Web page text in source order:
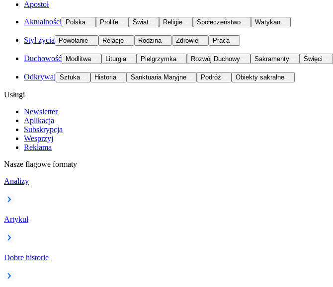
Apostoł
Aktualności Polska Prolife Świat Religie Społeczeństwo Watykan
Styl życia Powołanie Relacje Rodzina Zdrowie Praca
Duchowość Modlitwa Liturgia Pielgrzymka Rozwój Duchowy Sakramenty Święci
Odkrywaj Sztuka Historia Sanktuaria Maryjne Podróż Obiekty sakralne
Usługi
Newsletter
Aplikacja
Subskrypcja
Wesprzyj
Reklama
Nasze flagowe formaty
Analizy
Artykuł
Dobre historie